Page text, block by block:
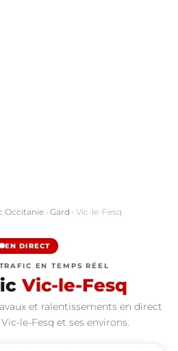
Occitanie› Gard › Vic-le-Fesq
EN DIRECT
EN TEMPS RÉEL
Vic-le-Fesq
et ralentissements en direct
le-Fesq et ses environs.